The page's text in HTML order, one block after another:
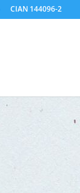
CIAN 144096-2